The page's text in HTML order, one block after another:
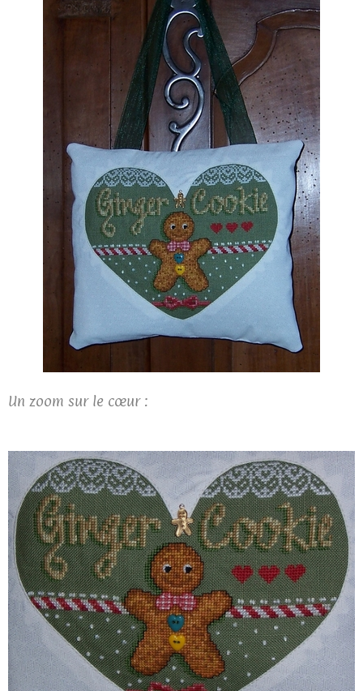
Un zoom sur le cœur :